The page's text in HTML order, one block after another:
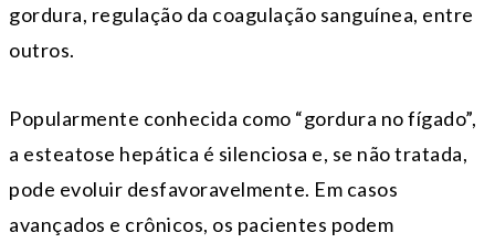
gordura, regulação da coagulação sanguínea, entre
outros.
Popularmente conhecida como “gordura no fígado”,
a esteatose hepática é silenciosa e, se não tratada,
pode evoluir desfavoravelmente. Em casos
avançados e crônicos, os pacientes podem